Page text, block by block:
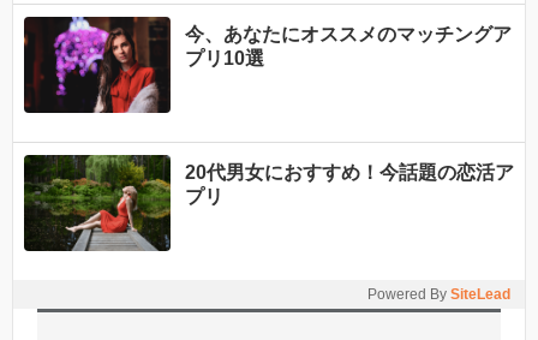
今、あなたにオススメのマッチングア
プリ10選
20代男女におすすめ！今話題の恋活ア
プリ
Powered By SiteLead